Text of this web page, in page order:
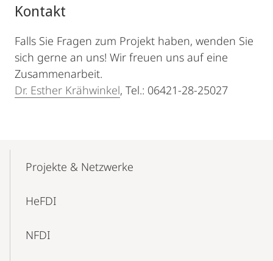
Kontakt
Falls Sie Fragen zum Projekt haben, wenden Sie
sich gerne an uns! Wir freuen uns auf eine
Zusammenarbeit.
Dr. Esther Krähwinkel, Tel.: 06421-28-25027
NavigationProjekte & Netzwerke
HeFDI
NFDI